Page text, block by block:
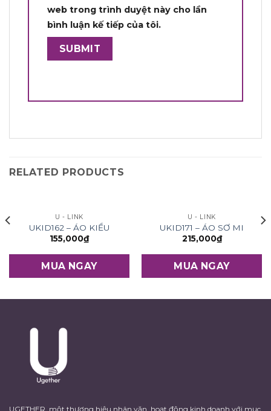
web trong trình duyệt này cho lần
bình luận kế tiếp của tôi.
RELATED PRODUCTS
U - LINK
UKID162 – ÁO KIỂU
155,000₫
MUA NGAY
U - LINK
UKID171 – ÁO SƠ MI
215,000₫
MUA NGAY
UGETHER, một thương hiệu nhân văn, hoạt động kinh doanh với mục